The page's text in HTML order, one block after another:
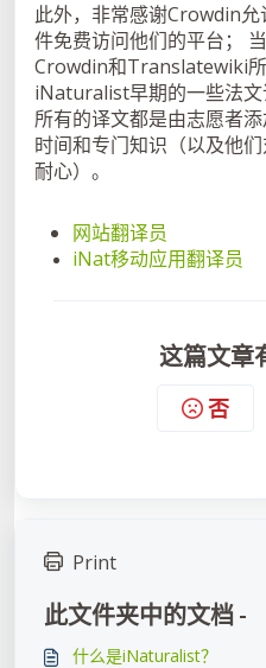
此外，非常感谢Crowdin
件免费访问他们的平台；
Crowdin和Translatewiki
iNaturalist早期的一些法文
所有的译文都是由志愿者
时间和专门知识（以及他
耐心）。
网站翻译员
iNat移动应用翻译员
这篇文章
否
Print
此文件夹中的文档 -
什么是iNaturalist？